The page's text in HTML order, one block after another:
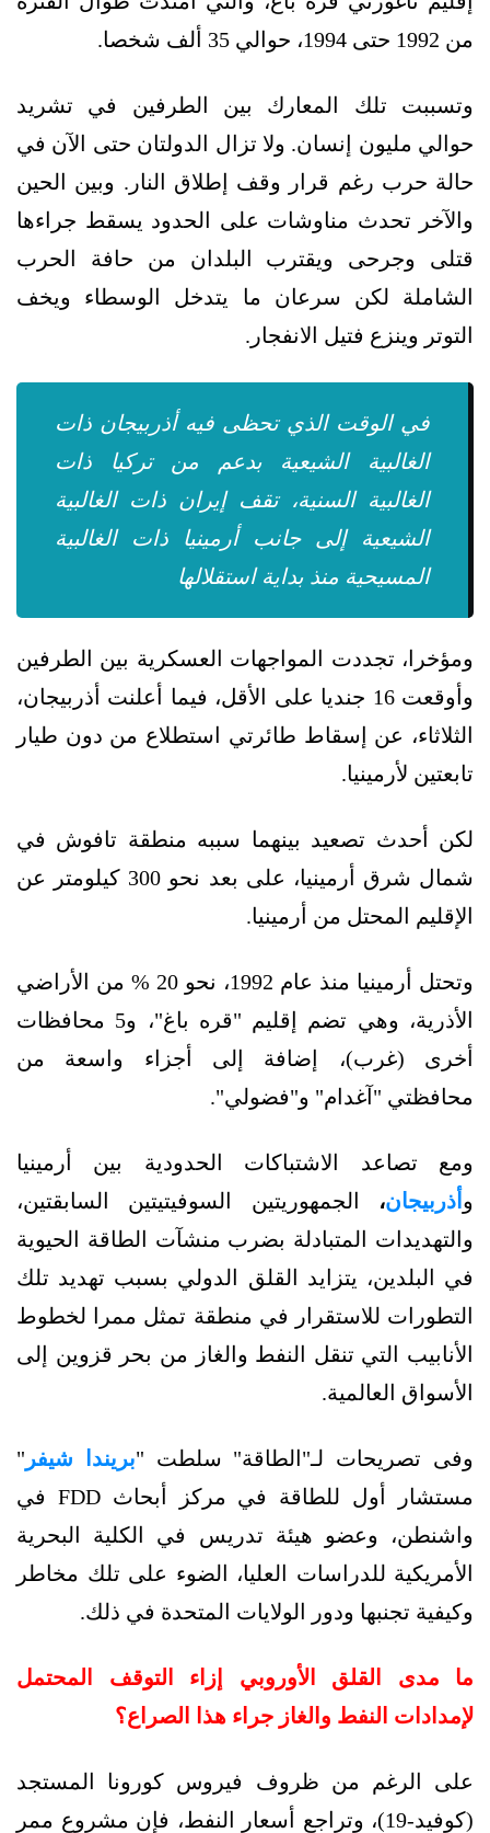
من 1992 حتى 1994، حوالي 35 ألف شخصا.
وتسببت تلك المعارك بين الطرفين في تشريد
حوالي مليون إنسان. ولا تزال الدولتان حتى الآن في
حالة حرب رغم قرار وقف إطلاق النار. وبين الحين
والآخر تحدث مناوشات على الحدود يسقط جراءها
قتلى وجرحى ويقترب البلدان من حافة الحرب
الشاملة لكن سرعان ما يتدخل الوسطاء ويخف
التوتر وينزع فتيل الانفجار.
في الوقت الذي تحظى فيه أذربيجان ذات
الغالبية الشيعية بدعم من تركيا ذات
الغالبية السنية، تقف إيران ذات الغالبية
الشيعية إلى جانب أرمينيا ذات الغالبية
المسيحية منذ بداية استقلالها
ومؤخرا، تجددت المواجهات العسكرية بين الطرفين
وأوقعت 16 جنديا على الأقل، فيما أعلنت أذربيجان،
الثلاثاء، عن إسقاط طائرتي استطلاع من دون طيار
تابعتين لأرمينيا.
لكن أحدث تصعيد بينهما سببه منطقة تافوش في
شمال شرق أرمينيا، على بعد نحو 300 كيلومتر عن
الإقليم المحتل من أرمينيا.
وتحتل أرمينيا منذ عام 1992، نحو 20 % من الأراضي
الأذرية، وهي تضم إقليم "قره باغ"، و5 محافظات
أخرى (غرب)، إضافة إلى أجزاء واسعة من
محافظتي "آغدام" و"فضولي".
ومع تصاعد الاشتباكات الحدودية بين أرمينيا
و أذربيجان، الجمهوريتين السوفيتيتين السابقتين،
والتهديدات المتبادلة بضرب منشآت الطاقة الحيوية
في البلدين، يتزايد القلق الدولي بسبب تهديد تلك
التطورات للاستقرار في منطقة تمثل ممرا لخطوط
الأنابيب التي تنقل النفط والغاز من بحر قزوين إلى
الأسواق العالمية.
وفى تصريحات لـ" الطاقة" سلطت "بريندا شيفر "
مستشار أول للطاقة في مركز أبحاث FDD في
واشنطن، وعضو هيئة تدريس في الكلية البحرية
الأمريكية للدراسات العليا، الضوء على تلك مخاطر
وكيفية تجنبها ودور الولايات المتحدة في ذلك.
ما مدى القلق الأوروبي إزاء التوقف المحتمل
لإمدادات النفط والغاز جراء هذا الصراع؟
على الرغم من ظروف فيروس كورونا المستجد
(كوفيد-19)، وتراجع أسعار النفط، فإن مشروع ممر